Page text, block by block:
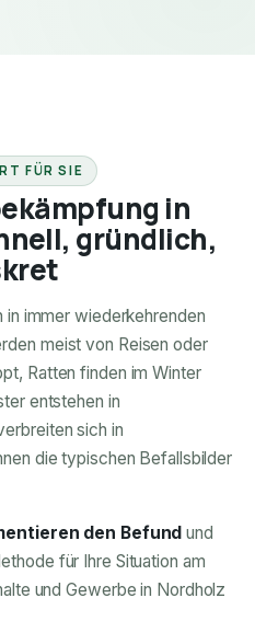
FÜR SIE
in
gründlich,
in immer wiederkehrenden
meist von Reisen oder
Ratten finden im Winter
entstehen in
sich in
die typischen Befallsbilder
den Befund und
für Ihre Situation am
und Gewerbe in Nordholz